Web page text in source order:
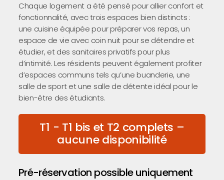
Chaque logement a été pensé pour allier confort et
fonctionnalité, avec trois espaces bien distincts :
une cuisine équipée pour préparer vos repas, un
espace de vie avec coin nuit pour se détendre et
étudier, et des sanitaires privatifs pour plus
d’intimité. Les résidents peuvent également profiter
d’espaces communs tels qu’une buanderie, une
salle de sport et une salle de détente idéal pour le
bien-être des étudiants.
T1 - T1 bis et T2 complets –
aucune disponibilité
Pré-réservation possible uniquement